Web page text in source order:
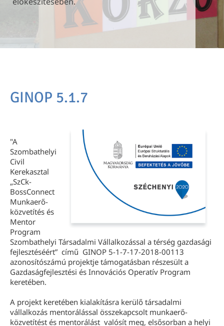
GINOP 5.1.7
"A
Szombathelyi
Civil
Kerekasztal
„SzCk-
BossConnect
Munkaerő-
közvetítés és
Mentor
Program
Szombathelyi Társadalmi Vállalkozással a térség gazdasági
fejlesztéséért” című GINOP 5-1-7-17-2018-00113
azonosítószámú projektje támogatásban részesült a
Gazdaságfejlesztési és Innovációs Operatív Program
keretében.
A projekt keretében kialakításra kerülő társadalmi
vállalkozás mentorálással összekapcsolt munkaerő-
közvetítést és mentorálást valósít meg, elsősorban a helyi